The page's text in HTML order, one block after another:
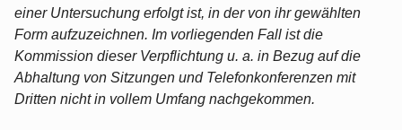
einer Untersuchung erfolgt ist, in der von ihr gewählten
Form aufzuzeichnen. Im vorliegenden Fall ist die
Kommission dieser Verpflichtung u. a. in Bezug auf die
Abhaltung von Sitzungen und Telefonkonferenzen mit
Dritten nicht in vollem Umfang nachgekommen.